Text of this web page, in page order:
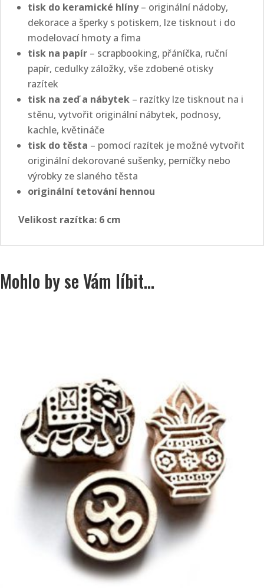
tisk do keramické hlíny– originální nádoby,
dekorace a šperky s potiskem, lze tisknout i do
modelovací hmoty a fima
tisk na papír – scrapbooking, přáníčka, ruční
papír, cedulky záložky, vše zdobené otisky
razítek
tisk na zeď a nábytek – razítky lze tisknout na i
stěnu, vytvořit originální nábytek, podnosy,
kachle, květináče
tisk do těsta – pomocí razítek je možné vytvořit
originální dekorované sušenky, perníčky nebo
výrobky ze slaného těsta
originální tetování hennou
Velikost razítka: 6 cm
Mohlo by se Vám líbit…